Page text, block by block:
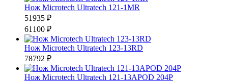
Нож Microtech Ultratech 121-1MR
51935 ₽
61100 ₽
Нож Microtech Ultratech 123-13RD
78792 ₽
Нож Microtech Ultratech 121-13APOD 204P